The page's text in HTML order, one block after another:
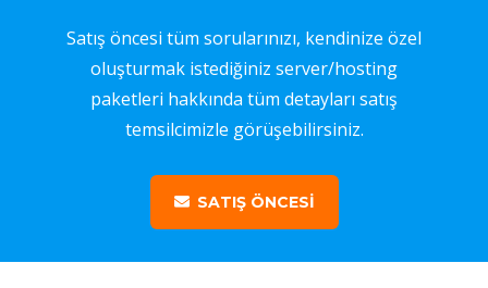
Satış öncesi tüm sorularınızı, kendinize özel
oluşturmak istediğiniz server/hosting
paketleri hakkında tüm detayları satış
temsilcimizle görüşebilirsiniz.
SATIŞ ÖNCESİ